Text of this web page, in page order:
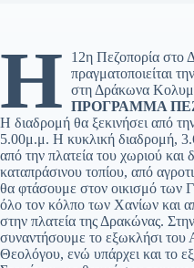
Η
12η Πεζοπορία στο
πραγματοποιείται
στη Δράκωνα
ΠΡΟΓΡΑΜΜΑ
Η διαδρομή θα ξεκινήσει από
5.00μ.μ. Η κυκλική διαδρομή,
από την πλατεία του χωριού και
καταπράσινου τοπίου, από
θα φτάσουμε στον οικισμό
όλο τον κόλπο των Χανίων και
στην πλατεία της Δρακώνας.
συναντήσουμε το εξωκλήσι του
Θεολόγου, ενώ υπάρχει και το